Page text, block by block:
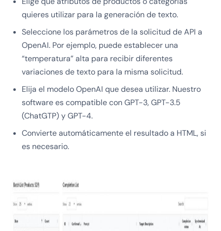
quieres utilizar para la generación de texto.
Seleccione los parámetros de la solicitud de API a
OpenAI. Por ejemplo, puede establecer una
“temperatura” alta para recibir diferentes
variaciones de texto para la misma solicitud.
Elija el modelo OpenAI que desea utilizar. Nuestro
software es compatible con GPT-3, GPT-3.5
(ChatGTP) y GPT-4.
Convierte automáticamente el resultado a HTML, si
es necesario.